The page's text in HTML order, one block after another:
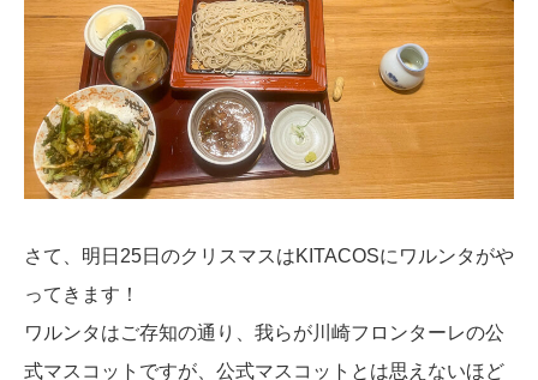
さて、明日25日のクリスマスはKITACOSにワルンタがや
ってきます！
ワルンタはご存知の通り、我らが川崎フロンターレの公
式マスコットですが、公式マスコットとは思えないほど